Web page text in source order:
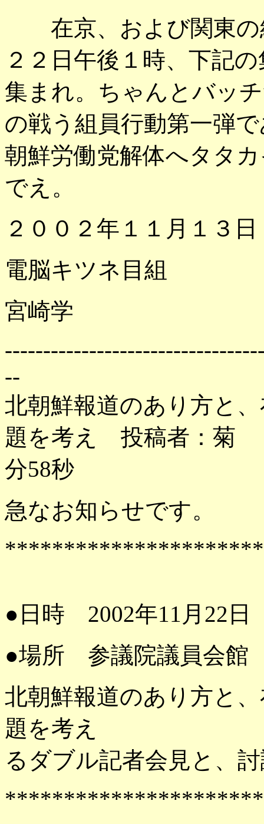
在京、および関東の
２２日午後１時、下記
集まれ。ちゃんとバッ
の戦う組員行動第一弾
朝鮮労働党解体へタタ
でえ。
２００２年１１月１３
電脳キツネ目組
宮崎学
--
北朝鮮報道のあり方と
題を考え 投稿者：菊
分58秒
急なお知らせです。
●日時 2002年11月22
●場所 参議院議員会
北朝鮮報道のあり方と
題を考え
るダブル記者会見と、